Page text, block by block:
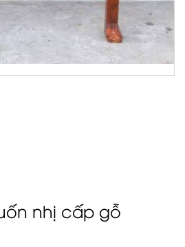
nhị cấp gỗ